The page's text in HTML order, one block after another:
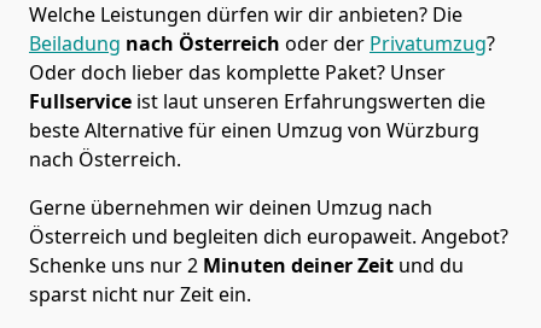
Welche Leistungen dürfen wir dir anbieten? Die
Beiladung nach Österreich oder der Privatumzug?
Oder doch lieber das komplette Paket? Unser
Fullservice ist laut unseren Erfahrungswerten die
beste Alternative für einen Umzug von Würzburg
nach Österreich.
Gerne übernehmen wir deinen Umzug nach
Österreich und begleiten dich europaweit. Angebot?
Schenke uns nur2 Minuten deiner Zeit und du
sparst nicht nur Zeit ein.